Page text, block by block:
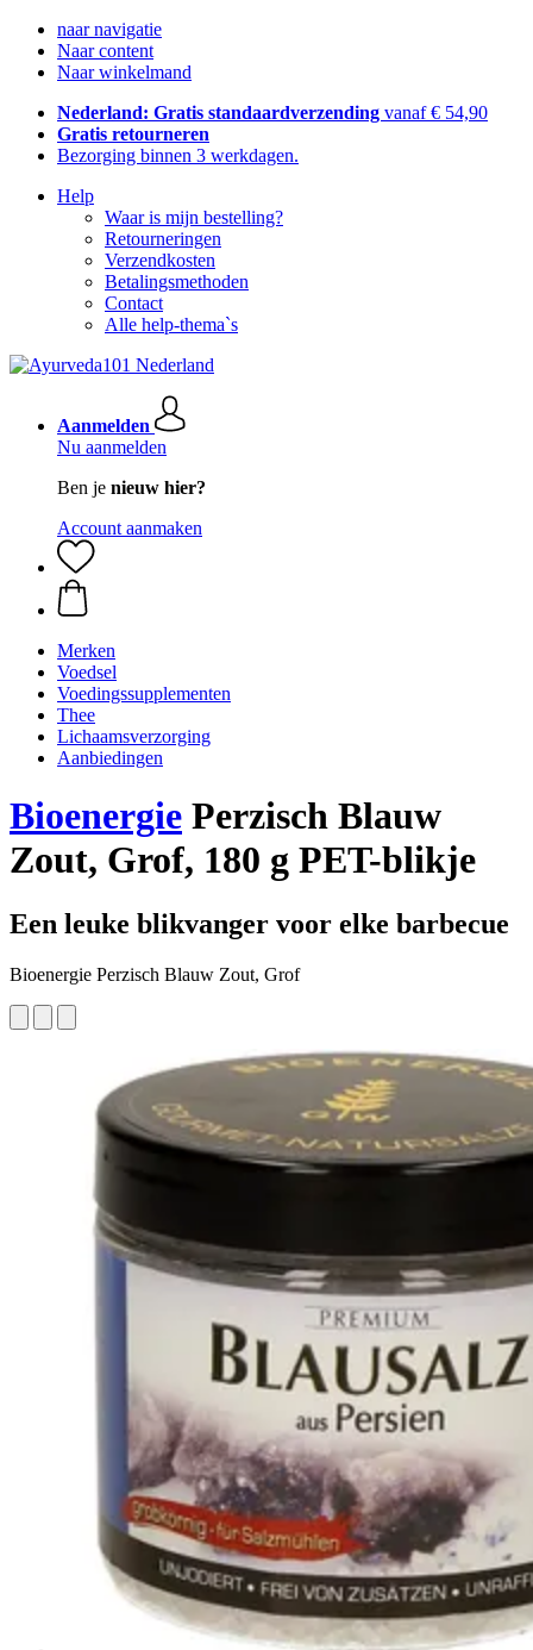
naar navigatie
Naar content
Naar winkelmand
Nederland: Gratis standaardverzending vanaf € 54,90
Gratis retourneren
Bezorging binnen 3 werkdagen.
Help
Waar is mijn bestelling?
Retourneringen
Verzendkosten
Betalingsmethoden
Contact
Alle help-thema`s
Aanmelden
Nu aanmelden
Ben je nieuw hier?
Account aanmaken
Merken
Voedsel
Voedingssupplementen
Thee
Lichaamsverzorging
Aanbiedingen
Bioenergie Perzisch Blauw
Zout, Grof, 180 g PET-blikje
Een leuke blikvanger voor elke barbecue
Bioenergie Perzisch Blauw Zout, Grof